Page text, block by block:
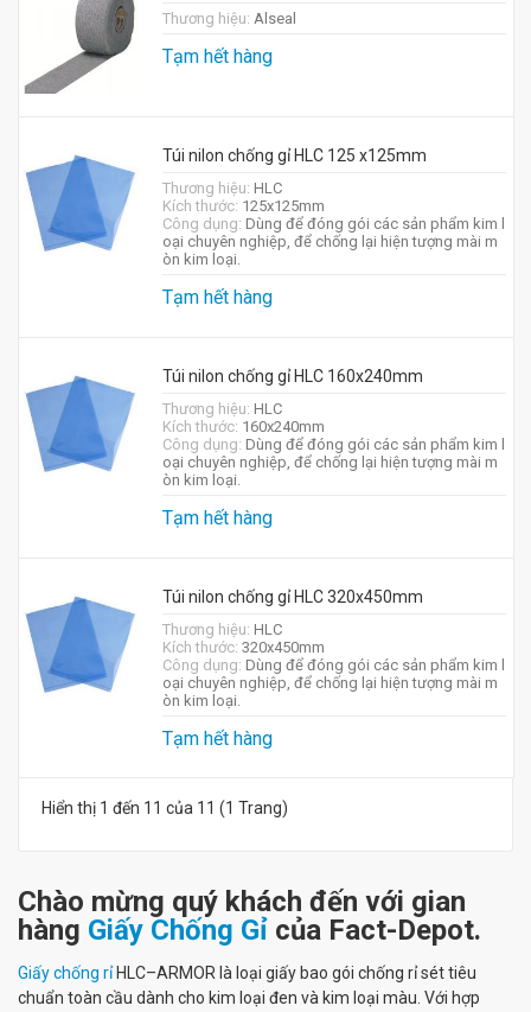
Thương hiệu: Alseal
Tạm hết hàng
Túi nilon chống gỉ HLC 125 x125mm
Thương hiệu: HLC
Kích thước: 125x125mm
Công dụng: Dùng để đóng gói các sản phẩm kim l
oại chuyên nghiệp, để chống lại hiện tượng mài m
òn kim loại.
Tạm hết hàng
Túi nilon chống gỉ HLC 160x240mm
Thương hiệu: HLC
Kích thước: 160x240mm
Công dụng: Dùng để đóng gói các sản phẩm kim l
oại chuyên nghiệp, để chống lại hiện tượng mài m
òn kim loại.
Tạm hết hàng
Túi nilon chống gỉ HLC 320x450mm
Thương hiệu: HLC
Kích thước: 320x450mm
Công dụng: Dùng để đóng gói các sản phẩm kim l
oại chuyên nghiệp, để chống lại hiện tượng mài m
òn kim loại.
Tạm hết hàng
Hiển thị 1 đến 11 của 11 (1 Trang)
Chào mừng quý khách đến với gian
hàng Giấy Chống Gỉ của Fact-Depot.
Giấy chống rỉ HLC–ARMOR là loại giấy bao gói chống rỉ sét tiêu
chuẩn toàn cầu dành cho kim loại đen và kim loại màu. Với hợp